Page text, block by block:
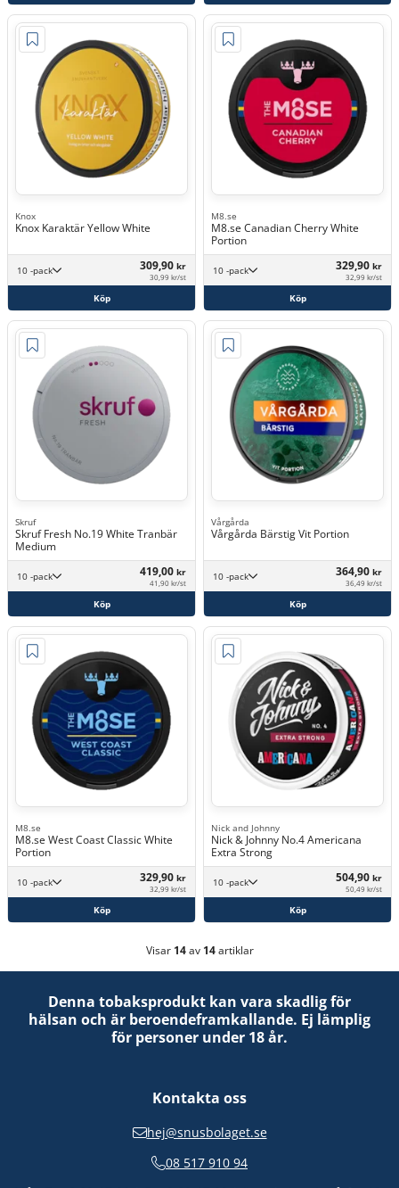
Knox
Knox Karaktär Yellow White
10 -pack 309,90 kr
30,99 kr/st
Köp
M8.se
M8.se Canadian Cherry White
Portion
10 -pack 329,90 kr
32,99 kr/st
Köp
Skruf
Skruf Fresh No.19 White Tranbär
Medium
10 -pack 419,00 kr
41,90 kr/st
Köp
Vårgårda
Vårgårda Bärstig Vit Portion
10 -pack 364,90 kr
36,49 kr/st
Köp
M8.se
M8.se West Coast Classic White
Portion
10 -pack 329,90 kr
32,99 kr/st
Köp
Nick and Johnny
Nick & Johnny No.4 Americana
Extra Strong
10 -pack 504,90 kr
50,49 kr/st
Köp
Visar 14av 14artiklar
Denna tobaksprodukt kan vara skadlig för
hälsan och är beroendeframkallande. Ej lämplig
för personer under 18 år.
Kontakta oss
hej@snusbolaget.se
08 517 910 94